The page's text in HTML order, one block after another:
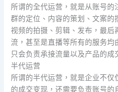
所谓的全代运营，就是从账号的
群的定位、内容的策划、文案的
视频的拍摄、剪辑、发布，最后
流，甚至是直播等所有的服务均
只会负责承接流量以及产品的成
半代运营
所谓的半代运营，就是企业不仅
的成交变现，还需要负责账号的